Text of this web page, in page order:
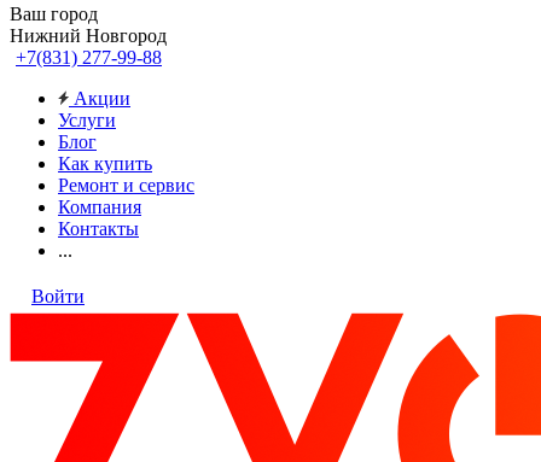
Ваш город
Нижний Новгород
+7(831) 277-99-88
Акции
Услуги
Блог
Как купить
Ремонт и сервис
Компания
Контакты
...
Войти